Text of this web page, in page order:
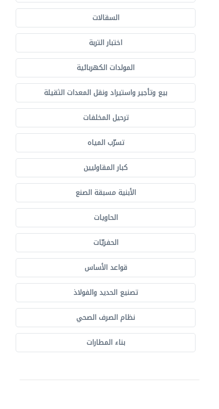
السقالات
اختبار التربة
المولدات الكهربائية
بيع وتأجير واستيراد ونقل المعدات الثقيلة
ترحيل المخلفات
تسرّب المياه
كبار المقاوليين
الأبنية مسبقة الصنع
الحاويات
الحفريّات
قواعد الأساس
تصنيع الحديد والفولاذ
نظام الصرف الصحي
بناء المطارات